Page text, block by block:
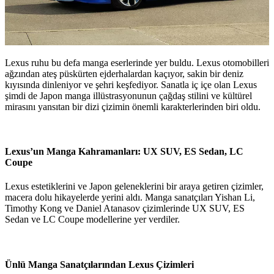
Lexus ruhu bu defa manga eserlerinde yer buldu. Lexus otomobilleri
ağzından ateş püskürten ejderhalardan kaçıyor, sakin bir deniz
kıyısında dinleniyor ve şehri keşfediyor. Sanatla iç içe olan Lexus
şimdi de Japon manga illüstrasyonunun çağdaş stilini ve kültürel
mirasını yansıtan bir dizi çizimin önemli karakterlerinden biri oldu.
Lexus’un Manga Kahramanları: UX SUV, ES Sedan, LC
Coupe
Lexus estetiklerini ve Japon geleneklerini bir araya getiren çizimler,
macera dolu hikayelerde yerini aldı. Manga sanatçıları Yishan Li,
Timothy Kong ve Daniel Atanasov çizimlerinde UX SUV, ES
Sedan ve LC Coupe modellerine yer verdiler.
Ünlü Manga Sanatçılarından Lexus Çizimleri